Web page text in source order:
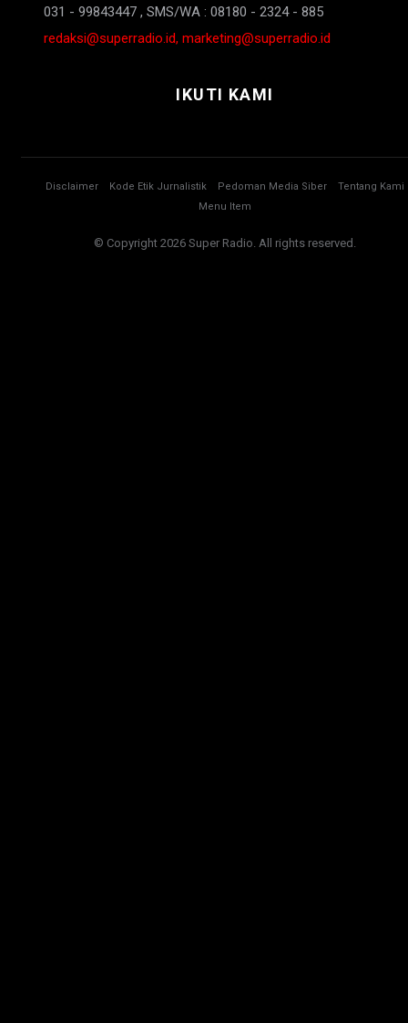
031 - 99843447 , SMS/WA : 08180 - 2324 - 885
redaksi@superradio.id, marketing@superradio.id
IKUTI KAMI
Disclaimer Kode Etik Jurnalistik Pedoman Media Siber
Tentang Kami
Menu Item
© Copyright 2026 Super Radio. All rights reserved.